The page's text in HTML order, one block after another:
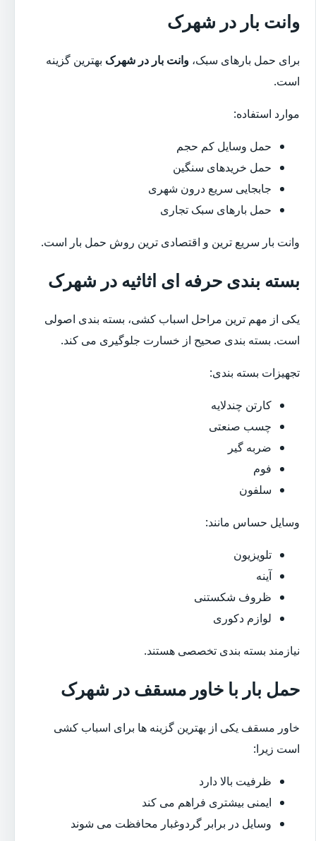
وانت بار در شهرک
برای حمل بارهای سبک، وانت بار در شهرک بهترین گزینه
است.
موارد استفاده:
حمل وسایل کم حجم
حمل خریدهای سنگین
جابجایی سریع درون شهری
حمل بارهای سبک تجاری
وانت بار سریع ترین و اقتصادی ترین روش حمل بار است.
بسته بندی حرفه ای اثاثیه در شهرک
یکی از مهم ترین مراحل اسباب کشی، بسته بندی اصولی
است. بسته بندی صحیح از خسارت جلوگیری می کند.
تجهیزات بسته بندی:
کارتن چندلایه
چسب صنعتی
ضربه گیر
فوم
سلفون
وسایل حساس مانند:
تلویزیون
آینه
ظروف شکستنی
لوازم دکوری
نیازمند بسته بندی تخصصی هستند.
حمل بار با خاور مسقف در شهرک
خاور مسقف یکی از بهترین گزینه ها برای اسباب کشی
است زیرا:
ظرفیت بالا دارد
ایمنی بیشتری فراهم می کند
وسایل در برابر گردوغبار محافظت می شوند